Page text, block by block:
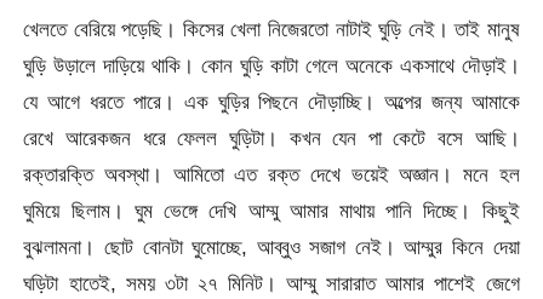
খেলতে বেরিয়ে পড়েছি। কিসের খেলা নিজেরতো নাটাই ঘুড়ি নেই। তাই মানুষ
ঘুড়ি উড়ালে দাড়িয়ে থাকি। কোন ঘুড়ি কাটা গেলে অনেকে একসাথে দৌড়াই।
যে আগে ধরতে পারে। এক ঘুড়ির পিছনে দৌড়াচ্ছি। অল্পের জন্য আমাকে
রেখে আরেকজন ধরে ফেলল ঘুড়িটা। কখন যেন পা কেটে বসে আছি।
রক্তারক্তি অবস্থা। আমিতো এত রক্ত দেখে ভয়েই অজ্ঞান। মনে হল
ঘুমিয়ে ছিলাম। ঘুম ভেঙ্গে দেখি আম্মু আমার মাথায় পানি দিচ্ছে। কিছুই
বুঝলামনা। ছোট বোনটা ঘুমোচ্ছে, আব্বুও সজাগ নেই। আম্মুর কিনে দেয়া
ঘড়িটা হাতেই, সময় ৩টা ২৭ মিনিট। আম্মু সারারাত আমার পাশেই জেগে